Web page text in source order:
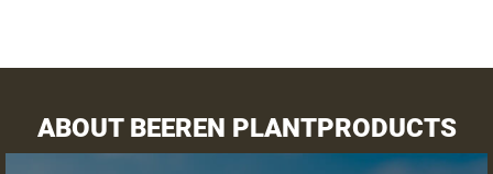
ABOUT BEEREN PLANTPRODUCTS